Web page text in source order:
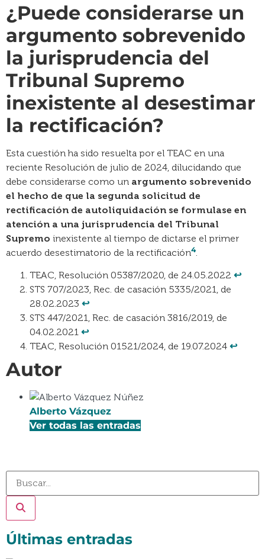
¿Puede considerarse un
argumento sobrevenido
la jurisprudencia del
Tribunal Supremo
inexistente al desestimar
la rectificación?
Esta cuestión ha sido resuelta por el TEAC en una
reciente Resolución de julio de 2024, dilucidando que
debe considerarse como un argumento sobrevenido
el hecho de que la segunda solicitud de
rectificación de autoliquidación se formulase en
atención a una jurisprudencia del Tribunal
Supremo inexistente al tiempo de dictarse el primer
acuerdo desestimatorio de la rectificación4.
TEAC, Resolución 05387/2020, de 24.05.2022 ↩︎
STS 707/2023, Rec. de casación 5335/2021, de
28.02.2023 ↩︎
STS 447/2021, Rec. de casación 3816/2019, de
04.02.2021 ↩︎
TEAC, Resolución 01521/2024, de 19.07.2024 ↩︎
Autor
Alberto Vázquez
Ver todas las entradas
Últimas entradas